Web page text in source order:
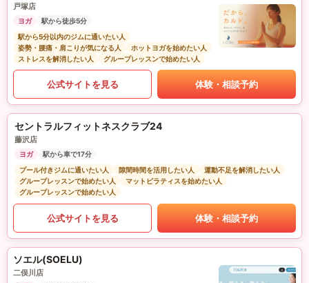
戸塚店
ヨガ
駅から徒歩5分
駅から5分以内のジムに通いたい人
姿勢・腰痛・肩こりが気になる人
ホットヨガを始めたい人
ストレスを解消したい人
グループレッスンで始めたい人
公式サイトを見る 体験・相談予約
セントラルフィットネスクラブ24
藤沢店
ヨガ
駅から車で17分
プール付きジムに通いたい人
隙間時間を活用したい人
運動不足を解消したい人
グループレッスンで始めたい人
マットピラティスを始めたい人
グループレッスンで始めたい人
公式サイトを見る 体験・相談予約
ソエル(SOELU)
二俣川店